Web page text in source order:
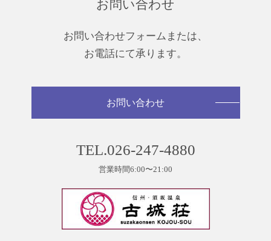
お問い合わせ
お問い合わせフォームまたは、
お電話にて承ります。
お問い合わせ
TEL.026-247-4880
営業時間6:00〜21:00